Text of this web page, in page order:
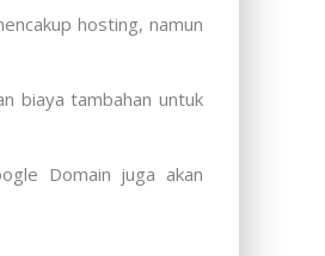
hosting, namun
biaya tambahan untuk
Domain juga akan